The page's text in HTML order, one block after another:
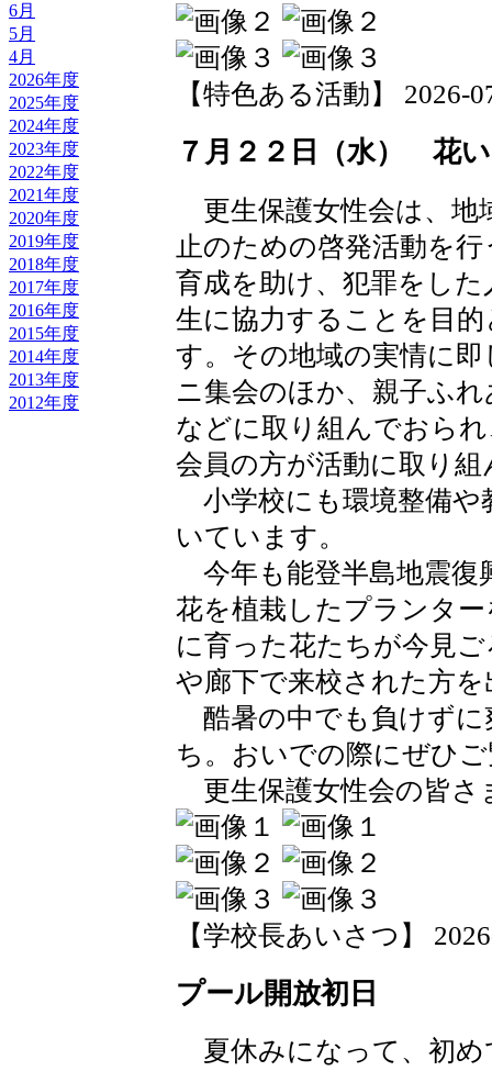
6月
5月
4月
2026年度
2025年度
2024年度
2023年度
2022年度
2021年度
2020年度
2019年度
2018年度
2017年度
2016年度
2015年度
2014年度
2013年度
2012年度
【特色ある活動】 2026-
７月２２日（水） 花
更生保護女性会は、地
止のための啓発活動を
育成を助け、犯罪をし
生に協力することを目
す。その地域の実情に
ニ集会のほか、親子ふ
などに取り組んでおら
会員の方が活動に取り
小学校にも環境整備や
いています。
今年も能登半島地震復
花を植栽したプランタ
に育った花たちが今見
や廊下で来校された方
酷暑の中でも負けずに
ち。おいでの際にぜひ
更生保護女性会の皆さ
【学校長あいさつ】
プール開放初日
夏休みになって、初め